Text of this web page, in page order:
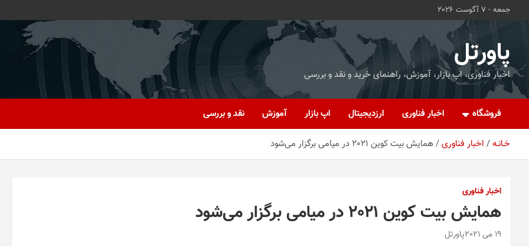
جمعه - 7 آگوست 2026
پاورتل
اخبار فناوری، اپ بازار، آموزش، راهنمای خرید و نقد و بررسی
فروشگاه اخبار فناوری ارزدیجیتال اپ بازار آموزش نقد و بررسی
خـانـه اخبار فناوری همایش بیت کوین 2021 در میامی برگزار می‌شود
اخبار فناوری
همایش بیت کوین 2021 در میامی برگزار می‌شود
19 می 2021 پاورتل